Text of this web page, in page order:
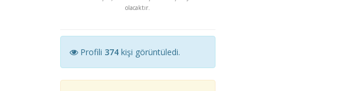
olacaktır.
Profili 374 kişi görüntüledi.